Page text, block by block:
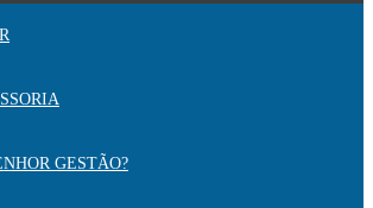
GESTÃO?